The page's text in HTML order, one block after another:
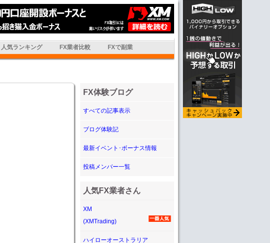
人気ランキング FX業者比較 FXで副業
FX体験ブログ
すべての記事表示
ブログ体験記
最新イベント･ボーナス情報
投稿メンバー一覧
人気FX業者さん
XM
(XMTrading)
ハイローオーストラリア